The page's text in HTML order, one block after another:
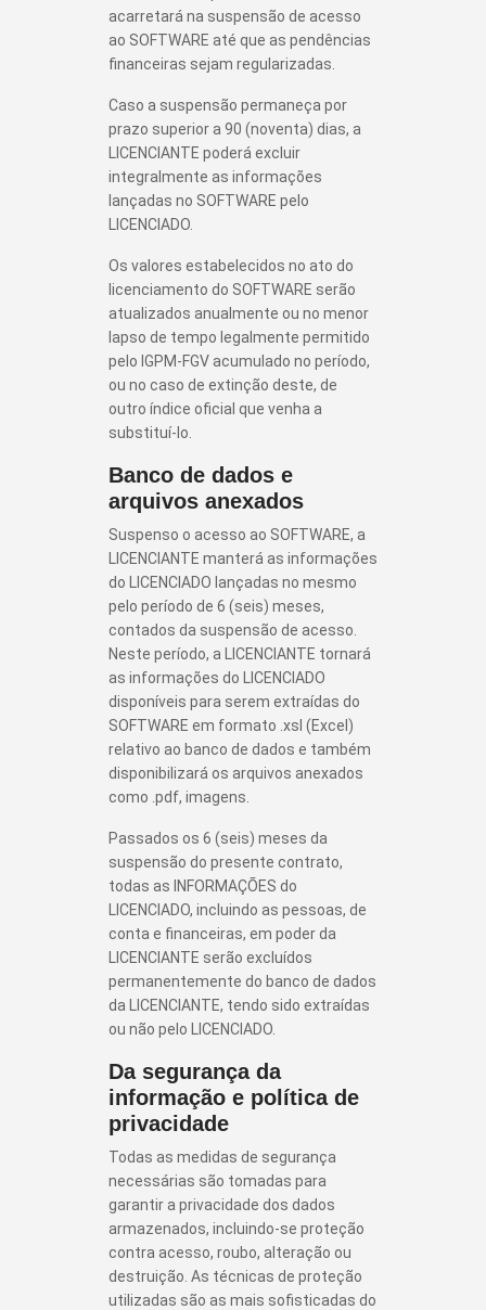
acarretará na suspensão de acesso
ao SOFTWARE até que as pendências
financeiras sejam regularizadas.
Caso a suspensão permaneça por
prazo superior a 90 (noventa) dias, a
LICENCIANTE poderá excluir
integralmente as informações
lançadas no SOFTWARE pelo
LICENCIADO.
Os valores estabelecidos no ato do
licenciamento do SOFTWARE serão
atualizados anualmente ou no menor
lapso de tempo legalmente permitido
pelo IGPM-FGV acumulado no período,
ou no caso de extinção deste, de
outro índice oficial que venha a
substituí-lo.
Banco de dados e
arquivos anexados
Suspenso o acesso ao SOFTWARE, a
LICENCIANTE manterá as informações
do LICENCIADO lançadas no mesmo
pelo período de 6 (seis) meses,
contados da suspensão de acesso.
Neste período, a LICENCIANTE tornará
as informações do LICENCIADO
disponíveis para serem extraídas do
SOFTWARE em formato .xsl (Excel)
relativo ao banco de dados e também
disponibilizará os arquivos anexados
como .pdf, imagens.
Passados os 6 (seis) meses da
suspensão do presente contrato,
todas as INFORMAÇÕES do
LICENCIADO, incluindo as pessoas, de
conta e financeiras, em poder da
LICENCIANTE serão excluídos
permanentemente do banco de dados
da LICENCIANTE, tendo sido extraídas
ou não pelo LICENCIADO.
Da segurança da
informação e política de
privacidade
Todas as medidas de segurança
necessárias são tomadas para
garantir a privacidade dos dados
armazenados, incluindo-se proteção
contra acesso, roubo, alteração ou
destruição. As técnicas de proteção
utilizadas são as mais sofisticadas do